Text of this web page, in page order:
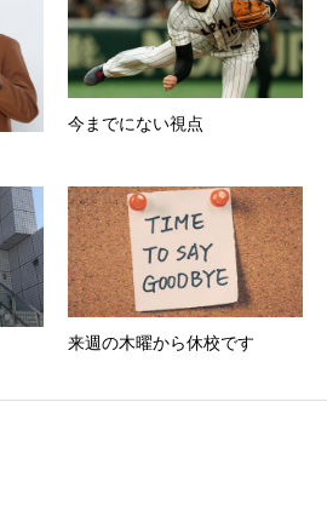
今までにない視点
来週の木曜から休校です